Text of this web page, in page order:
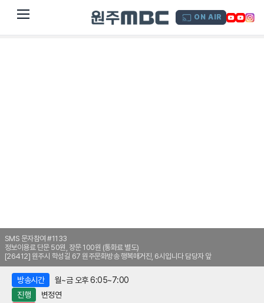
dehaze ON AIR
SMS 문자참여 #1133
정보이용료 단문 50원, 장문 100원 (통화료 별도)
[26412] 원주시 학성길 67 원주문화방송 행복매거진, 6시입니다 담당자 앞
방송시간
월~금 오후 6:05~7:00
진행
변정연